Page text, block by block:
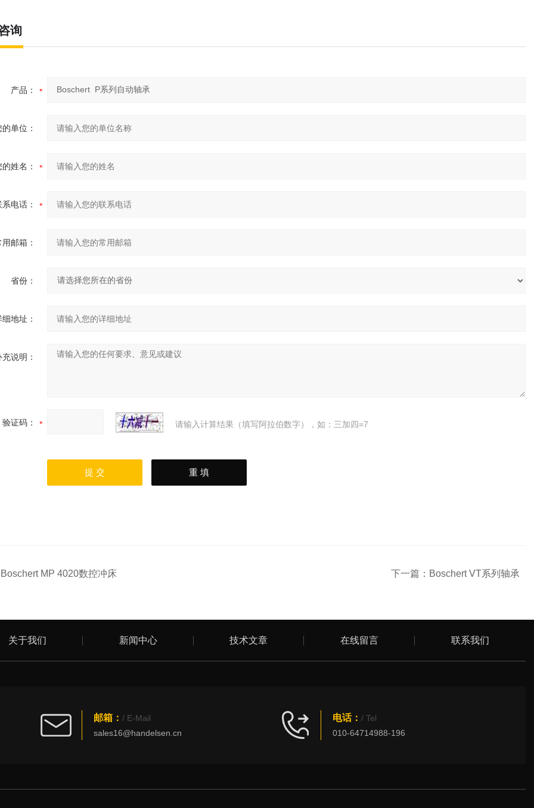
询
产品：
的单位：
的姓名：
系电话：
用邮箱：
省份：
细地址：
充说明：
验证码： 请输入计算结果（填写阿拉伯数字），如：三加四=7
Boschert MP 4020数控冲床 下一篇： Boschert VT系列轴承
关于我们 新闻中心 技术文章 在线留言 联系我们
邮箱： / E-Mail
sales16@handelsen.cn
电话： / Tel
010-64714988-196